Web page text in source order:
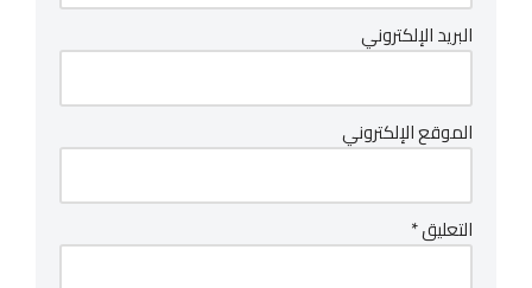
البريد الإلكتروني
الموقع الإلكتروني
التعليق*